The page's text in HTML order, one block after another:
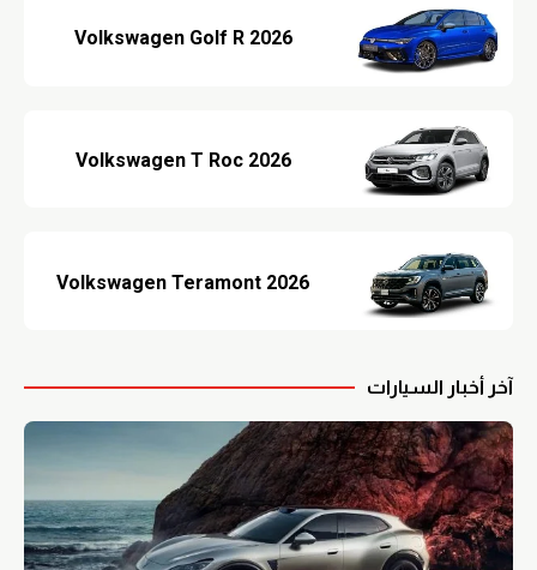
Volkswagen Golf R 2026
Volkswagen T Roc 2026
Volkswagen Teramont 2026
آخر أخبار السيارات